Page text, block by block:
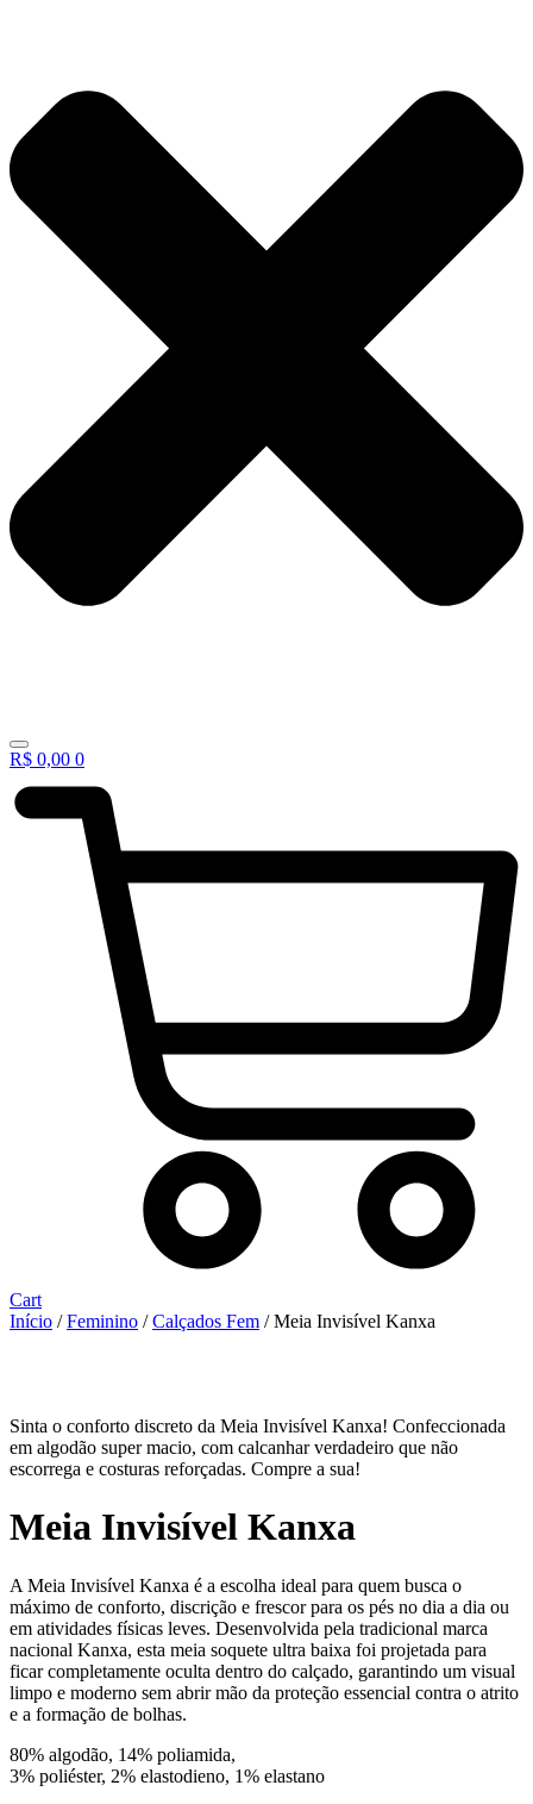
R$ 0,00 0
Cart
Início /Feminino /Calçados Fem / Meia Invisível Kanxa
Sinta o conforto discreto da Meia Invisível Kanxa! Confeccionada
em algodão super macio, com calcanhar verdadeiro que não
escorrega e costuras reforçadas. Compre a sua!
Meia Invisível Kanxa
A Meia Invisível Kanxa é a escolha ideal para quem busca o
máximo de conforto, discrição e frescor para os pés no dia a dia ou
em atividades físicas leves. Desenvolvida pela tradicional marca
nacional Kanxa, esta meia soquete ultra baixa foi projetada para
ficar completamente oculta dentro do calçado, garantindo um visual
limpo e moderno sem abrir mão da proteção essencial contra o atrito
e a formação de bolhas.
80% algodão, 14% poliamida,
3% poliéster, 2% elastodieno, 1% elastano